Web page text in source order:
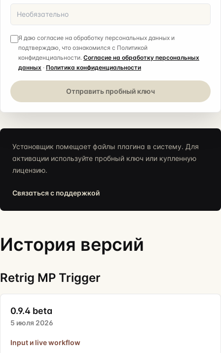
Я даю согласие на обработку персональных данных и
подтверждаю, что ознакомился с Политикой
конфиденциальности. Согласие на обработку персональных
данных · Политика конфиденциальности
Отправить пробный ключ
Установщик помещает файлы плагина в систему. Для
активации используйте пробный ключ или купленную
лицензию.
Связаться с поддержкой
История версий
Retrig MP Trigger
0.9.4 beta
5 июля 2026
Input и live workflow